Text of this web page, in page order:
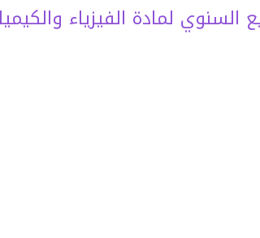
السنوي لمادة الفيزياء